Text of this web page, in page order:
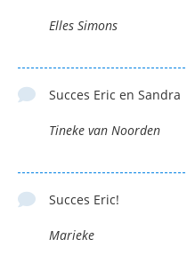
Elles Simons
Succes Eric en Sandra
Tineke van Noorden
Succes Eric!
Marieke